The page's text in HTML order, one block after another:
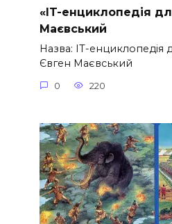
«IT-енциклопедія
Маєвський
Назва: IT-енциклопедія
Євген Маєвський
0 220